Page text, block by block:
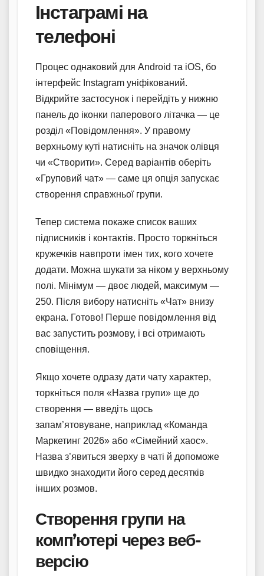
Інстаграмі на
телефоні
Процес однаковий для Android та iOS, бо
інтерфейс Instagram уніфікований.
Відкрийте застосунок і перейдіть у нижню
панель до іконки паперового літачка — це
розділ «Повідомлення». У правому
верхньому куті натисніть на значок олівця
чи «Створити». Серед варіантів оберіть
«Груповий чат» — саме ця опція запускає
створення справжньої групи.
Тепер система покаже список ваших
підписників і контактів. Просто торкніться
кружечків навпроти імен тих, кого хочете
додати. Можна шукати за ніком у верхньому
полі. Мінімум — двоє людей, максимум —
250. Після вибору натисніть «Чат» внизу
екрана. Готово! Перше повідомлення від
вас запустить розмову, і всі отримають
сповіщення.
Якщо хочете одразу дати чату характер,
торкніться поля «Назва групи» ще до
створення — введіть щось
запам’ятовуване, наприклад «Команда
Маркетинг 2026» або «Сімейний хаос».
Назва з’явиться зверху в чаті й допоможе
швидко знаходити його серед десятків
інших розмов.
Створення групи на
комп’ютері через веб-
версію